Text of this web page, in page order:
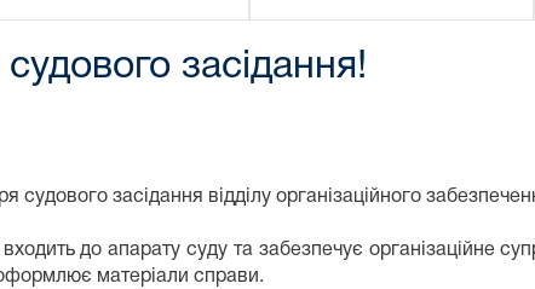
засідання!
засідання відділу організаційного
до апарату суду та забезпечує організаційне
матеріали справи.